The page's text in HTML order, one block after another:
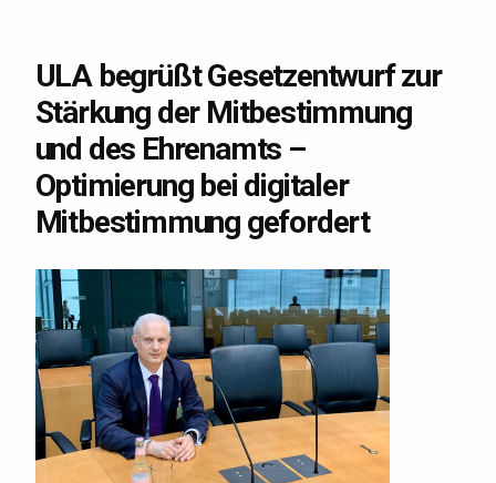
ULA begrüßt Gesetzentwurf zur
Stärkung der Mitbestimmung
und des Ehrenamts –
Optimierung bei digitaler
Mitbestimmung gefordert